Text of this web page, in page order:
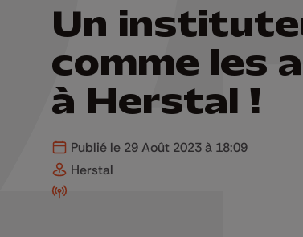
Un
comme les
à Herstal !
Publié le 29 Août 2023 à 18:09
Herstal